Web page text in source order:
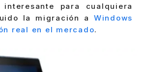
interesante para cualquiera
la migración a Windows
real en el mercado.